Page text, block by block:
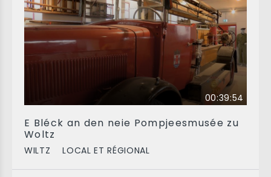
00:39:54
E Bléck an den neie Pompjeesmusée zu
Woltz
WILTZ LOCAL ET RÉGIONAL